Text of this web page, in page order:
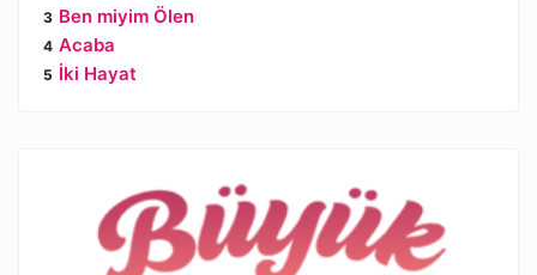
Ben miyim Ölen
Acaba
İki Hayat